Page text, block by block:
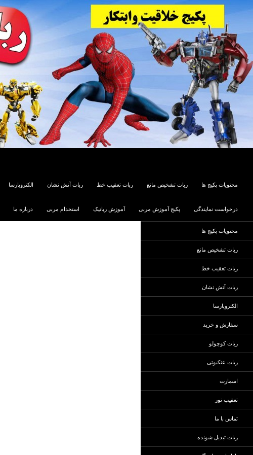
محتویات پکیج ها
ربات تشخیص مانع ربات تعقیب خط ربات آتش نشان الکتروپارسا
درخواست نمایندگی پکیج آموزش مربی آموزش رباتیک استخدام مربی درباره ما
محتویات پکیج ها
ربات تشخیص مانع
ربات تعقیب خط
ربات آتش نشان
الکتروپارسا
سفارش و خرید
ربات کوچولو
ربات عنکبوتی
اسمارت
تعقیب نور
تماس با ما
ربات تبدیل شونده